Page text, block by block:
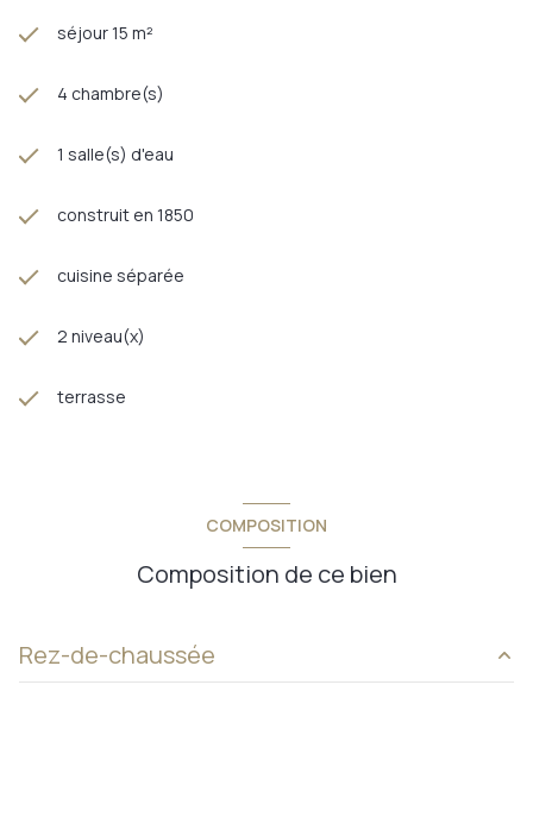
séjour 15 m²
4 chambre(s)
1 salle(s) d'eau
construit en 1850
cuisine séparée
2 niveau(x)
terrasse
COMPOSITION
Composition de ce bien
Rez-de-chaussée